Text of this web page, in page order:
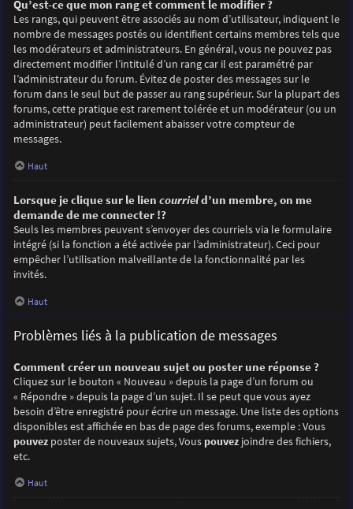
Qu’est-ce que mon rang et comment le modifier ?
Les rangs, qui peuvent être associés au nom d’utilisateur, indiquent le
nombre de messages postés ou identifient certains membres tels que
les modérateurs et administrateurs. En général, vous ne pouvez pas
directement modifier l’intitulé d’un rang car il est paramétré par
l’administrateur du forum. Évitez de poster des messages sur le
forum dans le seul but de passer au rang supérieur. Sur la plupart des
forums, cette pratique est rarement tolérée et un modérateur (ou un
administrateur) peut facilement abaisser votre compteur de
messages.
Haut
Lorsque je clique sur le lien courrield’un membre, on me
demande de me connecter !?
Seuls les membres peuvent s’envoyer des courriels via le formulaire
intégré (si la fonction a été activée par l’administrateur). Ceci pour
empêcher l’utilisation malveillante de la fonctionnalité par les
invités.
Haut
Problèmes liés à la publication de messages
Comment créer un nouveau sujet ou poster une réponse ?
Cliquez sur le bouton « Nouveau » depuis la page d’un forum ou
« Répondre » depuis la page d’un sujet. Il se peut que vous ayez
besoin d’être enregistré pour écrire un message. Une liste des options
disponibles est affichée en bas de page des forums, exemple : Vous
pouvezposter de nouveaux sujets, Vous pouvezjoindre des fichiers,
etc.
Haut